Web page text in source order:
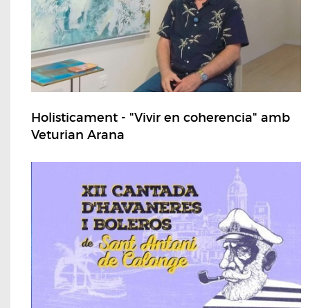
Holisticament - "Vivir en coherencia" amb
Veturian Arana